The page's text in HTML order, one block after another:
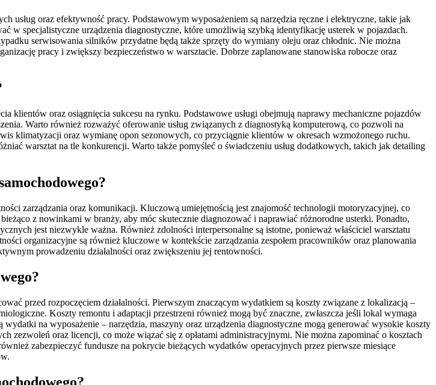
usług oraz efektywność pracy. Podstawowym wyposażeniem są narzędzia ręczne i elektryczne, takie jak
w specjalistyczne urządzenia diagnostyczne, które umożliwią szybką identyfikację usterek w pojazdach.
serwisowania silników przydatne będą także sprzęty do wymiany oleju oraz chłodnic. Nie można
pracy i zwiększy bezpieczeństwo w warsztacie. Dobrze zaplanowane stanowiska robocze oraz
klientów oraz osiągnięcia sukcesu na rynku. Podstawowe usługi obejmują naprawy mechaniczne pojazdów
Warto również rozważyć oferowanie usług związanych z diagnostyką komputerową, co pozwoli na
klimatyzacji oraz wymianę opon sezonowych, co przyciągnie klientów w okresach wzmożonego ruchu.
warsztat na tle konkurencji. Warto także pomyśleć o świadczeniu usług dodatkowych, takich jak detailing
zarządzania oraz komunikacji. Kluczową umiejętnością jest znajomość technologii motoryzacyjnej, co
z nowinkami w branży, aby móc skutecznie diagnozować i naprawiać różnorodne usterki. Ponadto,
jest niezwykle ważna. Również zdolności interpersonalne są istotne, ponieważ właściciel warsztatu
organizacyjne są również kluczowe w kontekście zarządzania zespołem pracowników oraz planowania
prowadzeniu działalności oraz zwiększeniu jej rentowności.
przed rozpoczęciem działalności. Pierwszym znaczącym wydatkiem są koszty związane z lokalizacją –
Koszty remontu i adaptacji przestrzeni również mogą być znaczne, zwłaszcza jeśli lokal wymaga
na wyposażenie – narzędzia, maszyny oraz urządzenia diagnostyczne mogą generować wysokie koszty
oraz licencji, co może wiązać się z opłatami administracyjnymi. Nie można zapominać o kosztach
zabezpieczyć fundusze na pokrycie bieżących wydatków operacyjnych przez pierwsze miesiące